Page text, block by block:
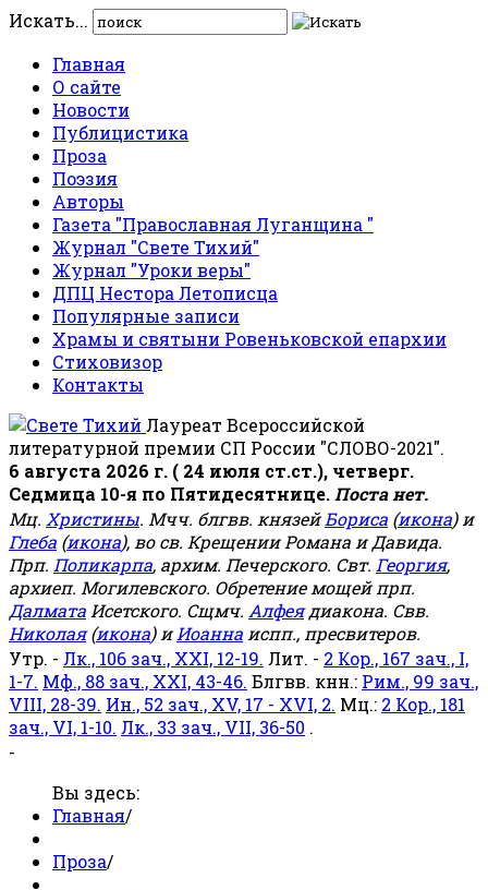
Искать...
Главная
О сайте
Новости
Публицистика
Проза
Поэзия
Авторы
Газета "Православная Луганщина "
Журнал "Свете Тихий"
Журнал "Уроки веры"
ДПЦ Нестора Летописца
Популярные записи
Храмы и святыни Ровеньковской епархии
Стиховизор
Контакты
Лауреат Всероссийской
литературной премии СП России "СЛОВО-2021".
6 августа 2026 г. ( 24 июля ст.ст.), четверг.
Седмица 10-я по Пятидесятнице. Поста нет.
Мц. Христины. Мчч. блгвв. князейБориса (икона) и
Глеба (икона), во св. Крещении Романа и Давида.
Прп. Поликарпа, архим. Печерского. Свт. Георгия,
архиеп. Могилевского. Обретение мощей прп.
Далмата Исетского. Сщмч. Алфеядиакона. Свв.
Николая(икона) иИоанна испп., пресвитеров.
Утр. - Лк., 106 зач., XXI, 12-19. Лит. - 2 Кор., 167 зач., I,
1-7. Мф., 88 зач., XXI, 43-46. Блгвв. кнн.: Рим., 99 зач.,
VIII, 28-39. Ин., 52 зач., XV, 17 - XVI, 2. Мц.: 2 Кор., 181
зач., VI, 1-10. Лк., 33 зач., VII, 36-50 .
-
Вы здесь:
Главная/
Проза/